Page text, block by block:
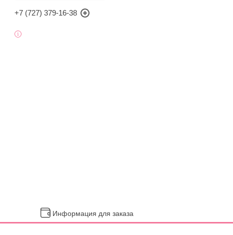
+7 (727) 379-16-38
Информация для заказа